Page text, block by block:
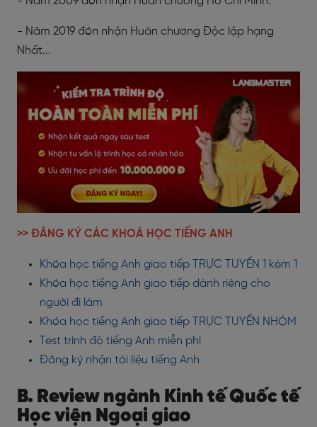
- Năm 2019 đón nhận Huân chương Độc lập hạng
Nhất...
>> ĐĂNG KÝ CÁC KHOÁ HỌC TIẾNG ANH
Khóa học tiếng Anh giao tiếp TRỰC TUYẾN 1 kèm 1
Khóa học tiếng Anh giao tiếp dành riêng cho
người đi làm
Khóa học tiếng Anh giao tiếp TRỰC TUYẾN NHÓM
Test trình độ tiếng Anh miễn phí
Đăng ký nhận tài liệu tiếng Anh
B. Review ngành Kinh tế Quốc tế
Học viện Ngoại giao